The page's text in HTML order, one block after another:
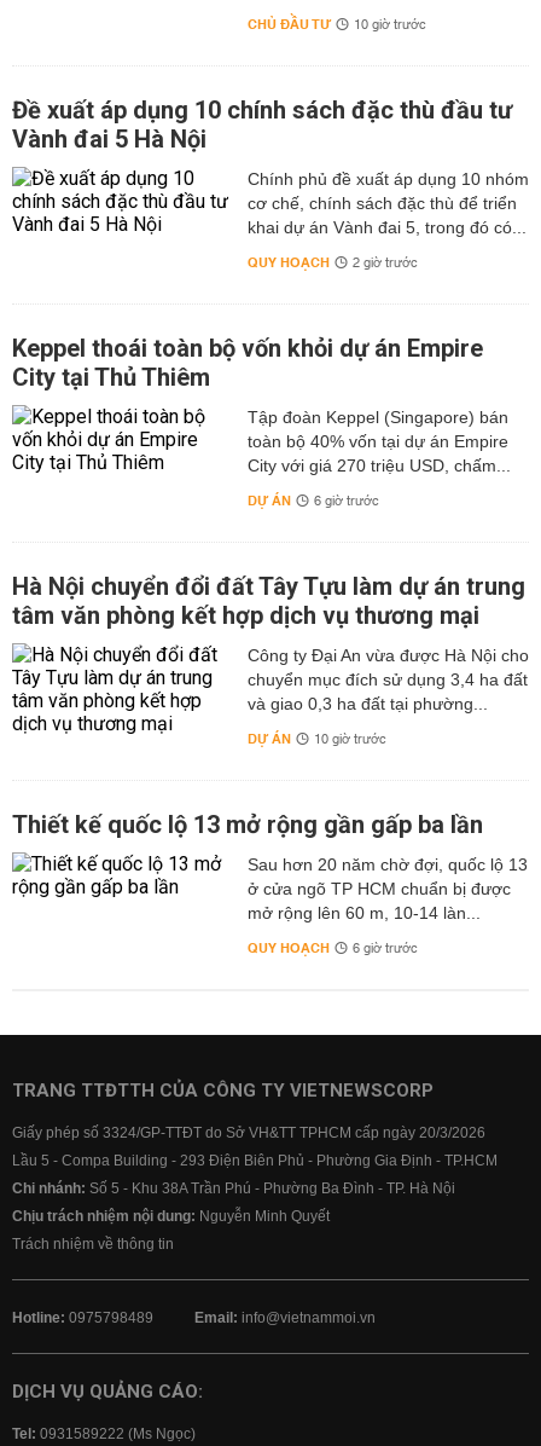
CHỦ ĐẦU TƯ 10 giờ trước
Đề xuất áp dụng 10 chính sách đặc thù đầu tư
Vành đai 5 Hà Nội
Chính phủ đề xuất áp dụng 10 nhóm
cơ chế, chính sách đặc thù để triển
khai dự án Vành đai 5, trong đó có...
QUY HOẠCH 2 giờ trước
Keppel thoái toàn bộ vốn khỏi dự án Empire
City tại Thủ Thiêm
Tập đoàn Keppel (Singapore) bán
toàn bộ 40% vốn tại dự án Empire
City với giá 270 triệu USD, chấm...
DỰ ÁN 6 giờ trước
Hà Nội chuyển đổi đất Tây Tựu làm dự án trung
tâm văn phòng kết hợp dịch vụ thương mại
Công ty Đại An vừa được Hà Nội cho
chuyển mục đích sử dụng 3,4 ha đất
và giao 0,3 ha đất tại phường...
DỰ ÁN 10 giờ trước
Thiết kế quốc lộ 13 mở rộng gần gấp ba lần
Sau hơn 20 năm chờ đợi, quốc lộ 13
ở cửa ngõ TP HCM chuẩn bị được
mở rộng lên 60 m, 10-14 làn...
QUY HOẠCH 6 giờ trước
TRANG TTĐTTH CỦA CÔNG TY VIETNEWSCORP
Giấy phép số 3324/GP-TTĐT do Sở VH&TT TPHCM cấp ngày 20/3/2026
Lầu 5 - Compa Building - 293 Điện Biên Phủ - Phường Gia Định - TP.HCM
Chi nhánh: Số 5 - Khu 38A Trần Phú - Phường Ba Đình - TP. Hà Nội
Chịu trách nhiệm nội dung: Nguyễn Minh Quyết
Trách nhiệm về thông tin
Hotline: 0975798489 Email: info@vietnammoi.vn
DỊCH VỤ QUẢNG CÁO:
Tel: 0931589222 (Ms Ngọc)